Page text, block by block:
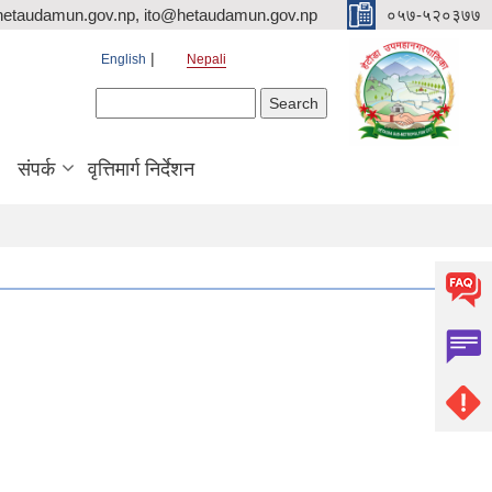
ito@hetaudamun.gov.np ०५७-५२०३७७
English Nepali
संपर्क वृत्तिमार्ग निर्देशन